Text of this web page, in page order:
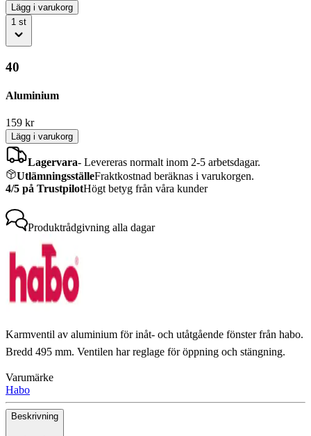
Lägg i varukorg
1 st
40
Aluminium
159 kr
Lägg i varukorg
Lagervara- Levereras normalt inom 2-5 arbetsdagar.
UtlämningsställeFraktkostnad beräknas i varukorgen.
4/5 på TrustpilotHögt betyg från våra kunder
Produktrådgivning alla dagar
Karmventil av aluminium för inåt- och utåtgående fönster från habo.
Bredd 495 mm. Ventilen har reglage för öppning och stängning.
Varumärke
Habo
Beskrivning